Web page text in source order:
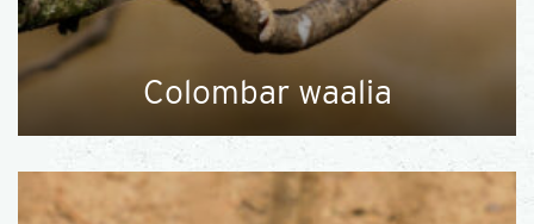
Colombar waalia